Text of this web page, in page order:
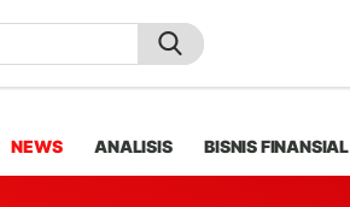
NEWS ANALISIS BISNIS FINANSIAL